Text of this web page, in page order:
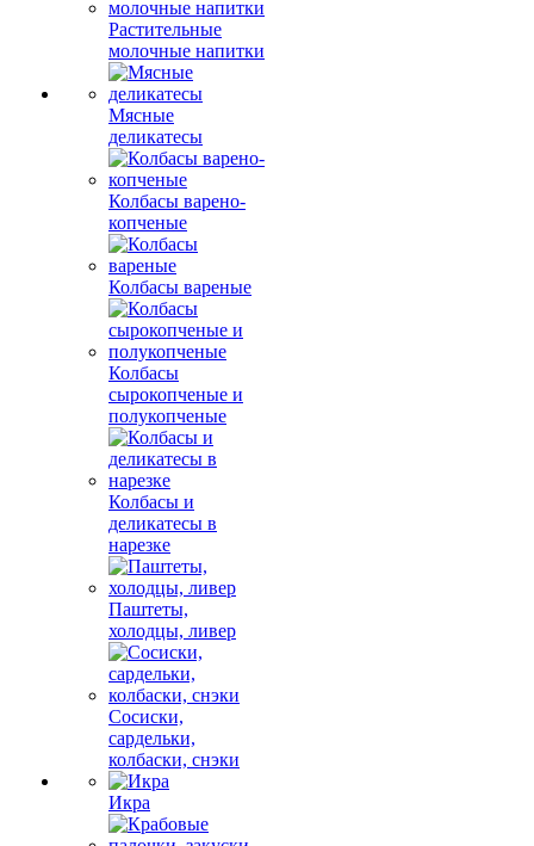
Растительные
молочные напитки
Мясные
деликатесы
Колбасы варено-
копченые
Колбасы вареные
Колбасы
сырокопченые и
полукопченые
Колбасы и
деликатесы в
нарезке
Паштеты,
холодцы, ливер
Сосиски,
сардельки,
колбаски, снэки
Икра